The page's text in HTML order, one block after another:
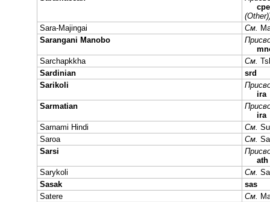
cpe
Sara-Majingai
См.
Sarangani Manobo
Sarchapkkha
См.
Sardinian
srd
Sarikoli
ira
Sarmatian
ira
Sarnami Hindi
См.
Saroa
См.
Sarsi
ath
Sarykoli
См.
Sasak
sas
Satere
См.